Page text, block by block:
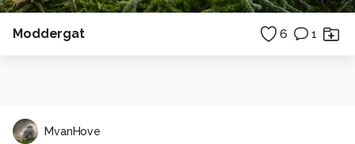
Moddergat 6 1
MvanHove